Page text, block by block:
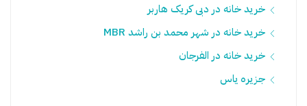
خرید خانه در دبی کریک هاربر
خرید خانه در شهر محمد بن راشد MBR
خرید خانه در الفرجان
جزیره یاس